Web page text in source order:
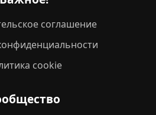
соглашение
cookie